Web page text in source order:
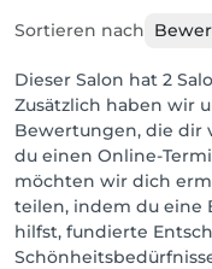
Sortieren nach
Dieser Salon hat 2
Zusätzlich haben wir
Bewertungen, die dir
du einen Online-
möchten wir dich
teilen, indem du eine
hilfst, fundierte